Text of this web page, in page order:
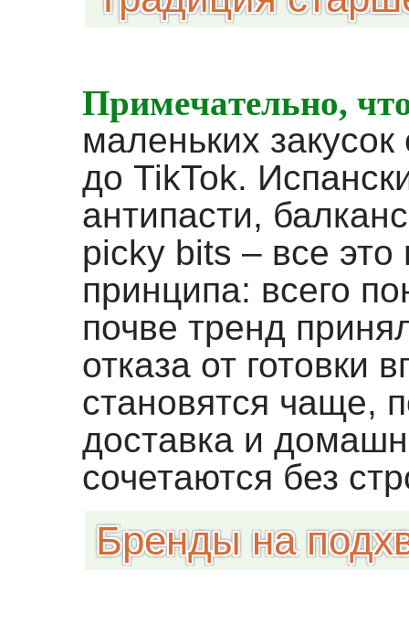
Примечательно,
маленьких
до TikTok.
антипасти,
picky bits – все это
принципа: всего
почве тренд
отказа от готовки
становятся чаще,
доставка и
сочетаются без
Бренды на